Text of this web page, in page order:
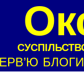
БЛОГИ